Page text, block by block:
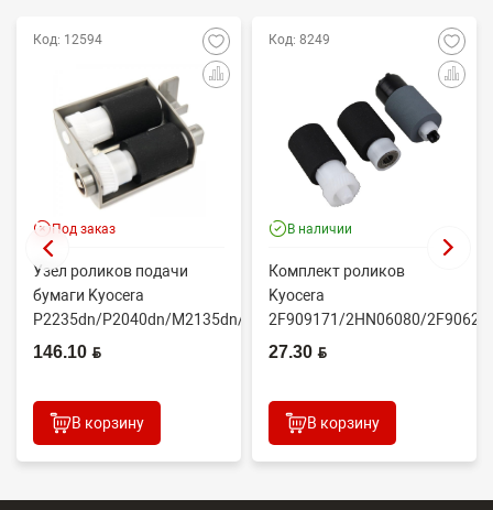
Код: 12594
Под заказ
Узел роликов подачи
бумаги Kyocera
P2235dn/P2040dn/M2135dn/M2635dn/M2735dw/M2040dn
(O...
146.10 BYN
В корзину
Код: 8249
В наличии
Комплект роликов
Kyocera
2F909171/2HN06080/
(CET7806)
27.30 BYN
В корзину